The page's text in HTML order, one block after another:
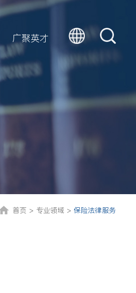
广聚英才
首页 > 专业领域 > 保险法律服务